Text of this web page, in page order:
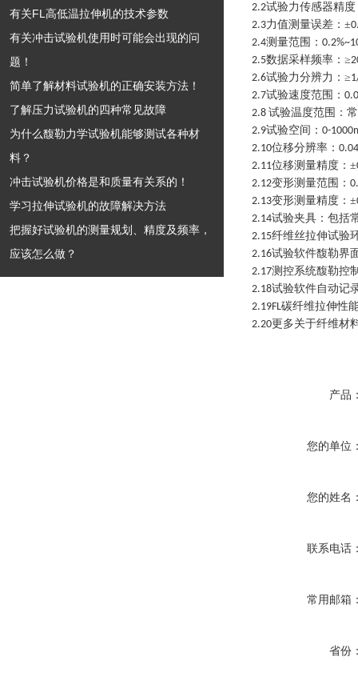
有关FL高低温拉伸机的技术参数
有关冲击试验机使用时可能会出现的问
题！
简单了解材料试验机的正确安装方法！
了解压力试验机的四种常见故障
为什么馥勒力学试验机能够测试各种材
料？
冲击试验机价格是和质量有关系的！
学习拉伸试验机的故障解决方法
把握好试验机的测量规划、精度及频率，
应该怎么做？
2.2试验力传感器精度
2.3力值测量误差：±
2.4测量范围：
2.5数据采样频率：≥
2.6试验力分辨力：≥
2.7试验速度范围：
2.8 试验温度范围：
2.9试验空间： 0-
2.10位移分辨率：
2.11位移测量精度：±
2.12变形测量范围：
2.13变形测量精度：±
2.14试验夹具：包括
2.15纤维丝拉伸试验
2.16试验软件馥勒界
2.17测控系统馥勒控
2.18试验软件自动记
2.19FL碳纤维拉伸性
2.20更多关于纤维材
产品
您的单位
您的姓名
联系电话
常用邮箱
省份